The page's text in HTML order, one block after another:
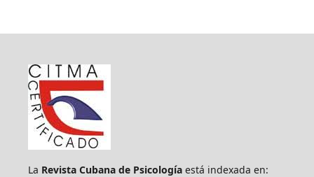
La Revista Cubana de Psicologíaestá indexada en: